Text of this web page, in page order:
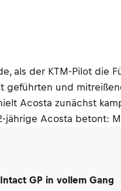
als der KTM-Pilot
und
Acosta zunächst
Acosta betont:
GP in vollem Gang